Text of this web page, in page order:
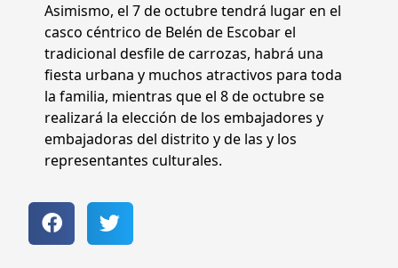
Asimismo, el 7 de octubre tendrá lugar en el
casco céntrico de Belén de Escobar el
tradicional desfile de carrozas, habrá una
fiesta urbana y muchos atractivos para toda
la familia, mientras que el 8 de octubre se
realizará la elección de los embajadores y
embajadoras del distrito y de las y los
representantes culturales.